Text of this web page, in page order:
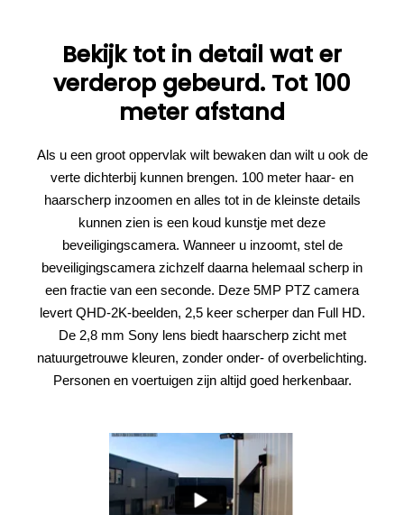
Bekijk tot in detail wat er
verderop gebeurd. Tot 100
meter afstand
Als u een groot oppervlak wilt bewaken dan wilt u ook de
verte dichterbij kunnen brengen. 100 meter haar- en
haarscherp inzoomen en alles tot in de kleinste details
kunnen zien is een koud kunstje met deze
beveiligingscamera. Wanneer u inzoomt, stel de
beveiligingscamera zichzelf daarna helemaal scherp in
een fractie van een seconde. Deze 5MP PTZ camera
levert QHD-2K-beelden, 2,5 keer scherper dan Full HD.
De 2,8 mm Sony lens biedt haarscherp zicht met
natuurgetrouwe kleuren, zonder onder- of overbelichting.
Personen en voertuigen zijn altijd goed herkenbaar.